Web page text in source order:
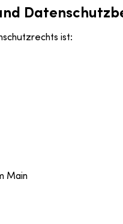
ist:
Main